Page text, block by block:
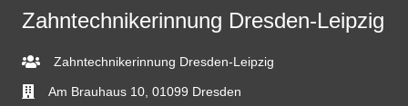
Zahntechnikerinnung Dresden-Leipzig
Zahntechnikerinnung Dresden-Leipzig
Am Brauhaus 10, 01099 Dresden